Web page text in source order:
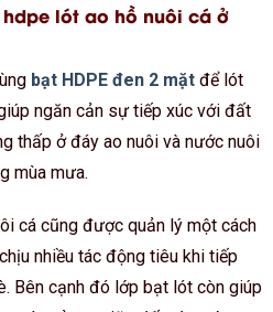
lót ao hồ nuôi cá ở
bạt HDPE đen 2 mặt để lót
ngăn cản sự tiếp xúc với đất
thấp ở đáy ao nuôi và nước nuôi
mùa mưa.
cá cũng được quản lý một cách
nhiều tác động tiêu khi tiếp
Bên cạnh đó lớp bạt lót còn giúp